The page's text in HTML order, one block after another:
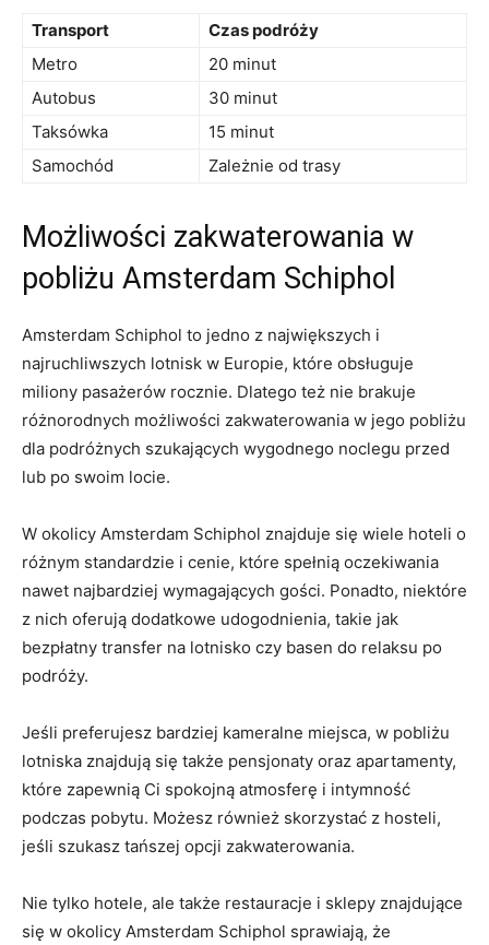
Transport
Czas podróży
Metro
20 minut
Autobus
30 minut
Taksówka
15 minut
Samochód
Zależnie od trasy
Możliwości‍ zakwaterowania⁢ w
⁤pobliżu Amsterdam Schiphol
Amsterdam Schiphol to jedno​ z ⁢największych i⁢
najruchliwszych lotnisk ​w ⁤Europie, które obsługuje
miliony pasażerów rocznie. Dlatego też nie⁣ brakuje
różnorodnych możliwości zakwaterowania w jego pobliżu
dla​ podróżnych szukających wygodnego‍ noclegu przed
‌lub po swoim⁢ locie.
W ⁤okolicy Amsterdam Schiphol znajduje się wiele hoteli o
różnym standardzie i cenie, które ⁢spełnią oczekiwania
nawet najbardziej ⁣wymagających gości. Ponadto, niektóre
z nich oferują dodatkowe udogodnienia, takie jak
‌bezpłatny ⁣transfer na lotnisko czy basen do relaksu po
podróży.
Jeśli ​preferujesz bardziej kameralne miejsca, w pobliżu‌
lotniska znajdują się także pensjonaty ⁤oraz apartamenty,
które zapewnią​ Ci spokojną atmosferę‌ i intymność
podczas pobytu. Możesz ‌również⁣ skorzystać z​ hosteli,
jeśli szukasz tańszej ⁢opcji ‌zakwaterowania.
Nie tylko hotele, ale także‌ restauracje i ⁣sklepy ⁣znajdujące
się w okolicy Amsterdam Schiphol sprawiają,⁢ że